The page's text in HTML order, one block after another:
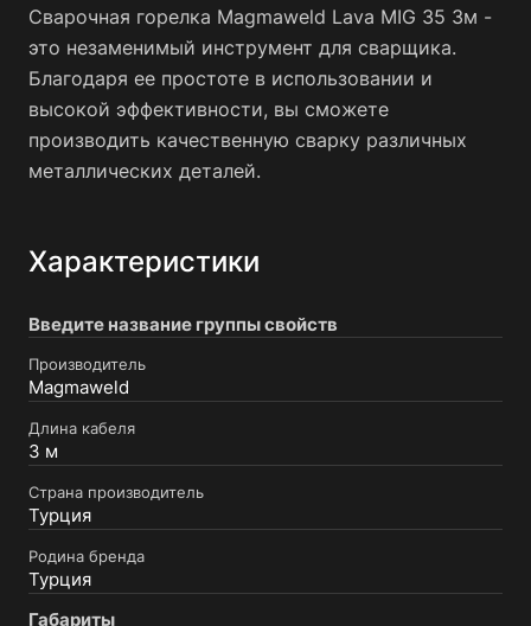
Сварочная горелка Magmaweld Lava MIG 35 3м -
это незаменимый инструмент для сварщика.
Благодаря ее простоте в использовании и
высокой эффективности, вы сможете
производить качественную сварку различных
металлических деталей.
Характеристики
Введите название группы свойств
Производитель
Magmaweld
Длина кабеля
3 м
Страна производитель
Турция
Родина бренда
Турция
Габариты